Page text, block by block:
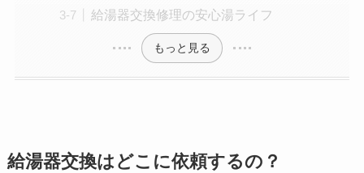
給湯器交換修理の安心湯ライフ
もっと見る
給湯器交換はどこに依頼するの？